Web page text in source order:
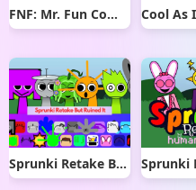
FNF: Mr. Fun Computer Test
Sprunki Retake But Ruined It